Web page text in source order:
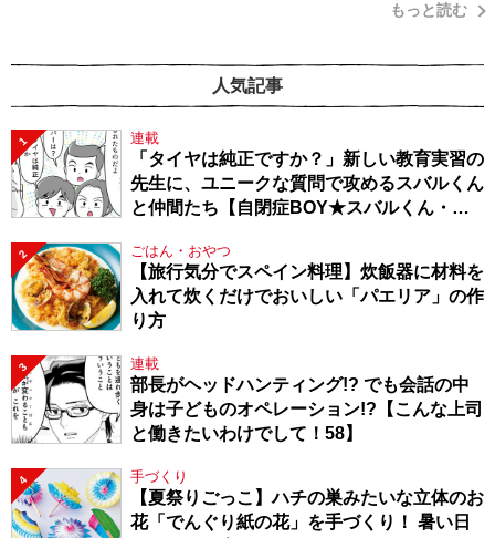
もっと読む
人気記事
1 連載
「タイヤは純正ですか？」新しい教育実習の
先生に、ユニークな質問で攻めるスバルくん
と仲間たち【自閉症BOY★スバルくん・
2 ごはん・おやつ
【旅行気分でスペイン料理】炊飯器に材料を
入れて炊くだけでおいしい「パエリア」の作
り方
3 連載
部長がヘッドハンティング!? でも会話の中
身は子どものオペレーション!?【こんな上司
と働きたいわけでして！58】
4 手づくり
【夏祭りごっこ】ハチの巣みたいな立体のお
花「でんぐり紙の花」を手づくり！ 暑い日